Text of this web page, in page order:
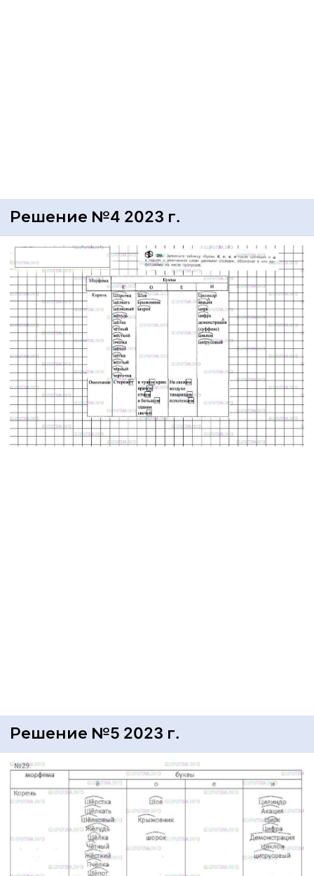
Решение №4 2023 г.
Решение №5 2023 г.